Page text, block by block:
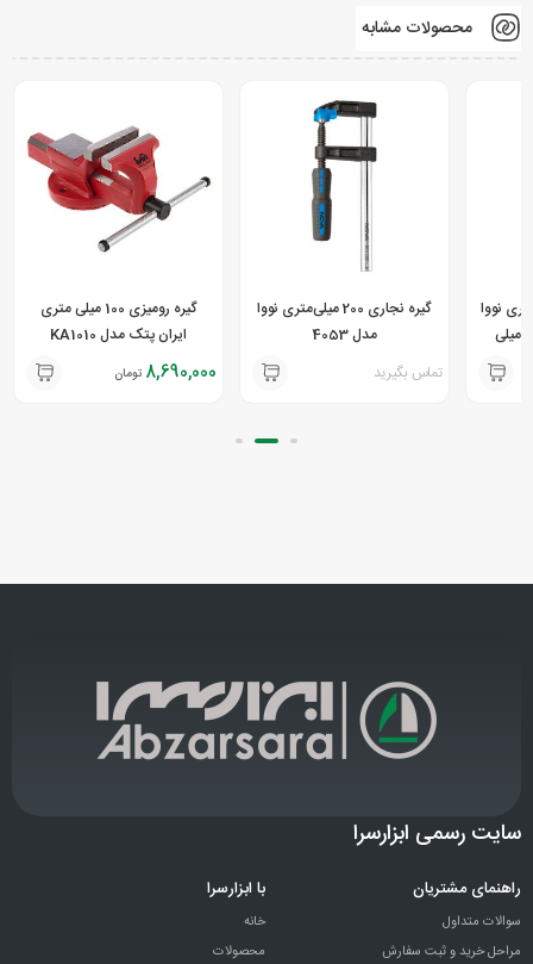
محصولات مشابه
میلی متری نووا
مدل 4055 با فک 80 میلی
گیره نجاری 200 میلی‌متری نووا
مدل 4053
تماس بگیرید
گیره رومیزی 100 میلی متری
ایران پتک مدل KA1010
8,690,000 تومان
سایت رسمی ابزارسرا
راهنمای مشتریان
سوالات متداول
مراحل خرید و ثبت سفارش
با ابزارسرا
خانه
محصولات